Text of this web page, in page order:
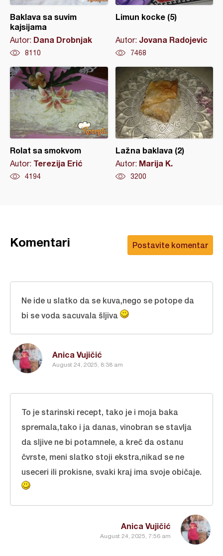
Baklava sa suvim
kajsijama
Autor: Dana Drobnjak
8110
Limun kocke (5)
Autor: Jovana Radojevic
7468
Rolat sa smokvom
Autor: Terezija Erić
4194
Lažna baklava (2)
Autor: Marija K.
3200
Postavite komentar
Komentari
Anica Vujičić
August 24, 2025, 8:38 am
Ne ide u slatko da se kuva,nego se potope da
bi se voda sacuvala šljiva
Anica Vujičić
August 24, 2025, 7:56 am
To je starinski recept, tako je i moja baka
spremala,tako i ja danas, vinobran se stavlja
da sljive ne bi potamnele, a kreč da ostanu
čvrste, meni slatko stoji ekstra,nikad se ne
useceri ili prokisne, svaki kraj ima svoje običaje.